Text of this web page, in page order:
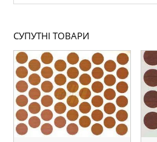
СУПУТНІ ТОВАРИ